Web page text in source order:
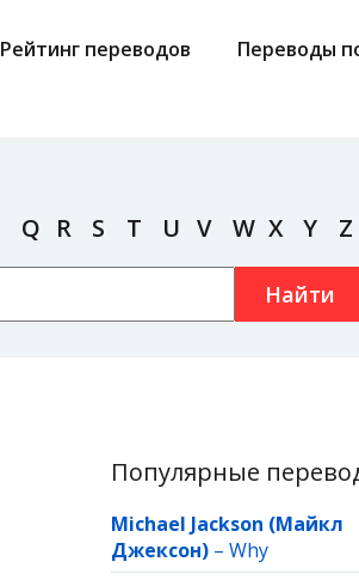
Рейтинг переводов Переводы
Q R S T U V W X Y Z
Найти
Популярные
Michael Jackson (Майкл
Джексон) – Why